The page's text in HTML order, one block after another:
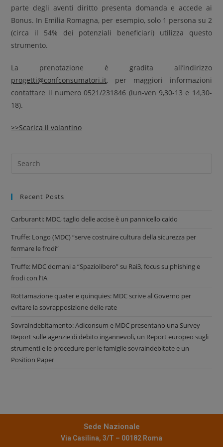
parte degli aventi diritto presenta domanda e accede ai
Bonus. In Emilia Romagna, per esempio, solo 1 persona su 2
(circa il 54% dei potenziali beneficiari) utilizza questo
strumento.
La prenotazione è gradita all’indirizzo
progetti@confconsumatori.it, per maggiori informazioni
contattare il numero 0521/231846 (lun-ven 9,30-13 e 14,30-
18).
>>Scarica il volantino
Recent Posts
Carburanti: MDC, taglio delle accise è un pannicello caldo
Truffe: Longo (MDC) “serve costruire cultura della sicurezza per
fermare le frodi”
Truffe: MDC domani a “Spaziolibero” su Rai3, focus su phishing e
frodi con l’IA
Rottamazione quater e quinquies: MDC scrive al Governo per
evitare la sovrapposizione delle rate
Sovraindebitamento: Adiconsum e MDC presentano una Survey
Report sulle agenzie di debito ingannevoli, un Report europeo sugli
strumenti e le procedure per le famiglie sovraindebitate e un
Position Paper
Sede Nazionale
Via Casilina, 3/T – 00182 Roma